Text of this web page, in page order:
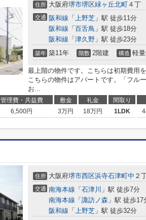
住所 大阪府堺市堺区緑ヶ丘北町 ４丁
交通 阪和線 「 上野芝 」駅 徒歩11分
阪和線 「 百舌鳥 」駅 徒歩18分
阪和線 「 津久野 」駅 徒歩23分
築年 築11年 階数 2階建 構造 軽
最上階の物件です。こちらは初期費用
こちらの物件はアパートです。「フル
お...
管理費・共益費 敷金 礼金 間取り
6,500円 3万円 18万円 1LDK
住所 大阪府堺市西区浜寺石津町中 ２
交通 南海本線 「 石津川 」駅 徒歩7分
南海本線 「 諏訪ノ森 」駅 徒歩17
阪和線 「 上野芝 」駅 徒歩32分